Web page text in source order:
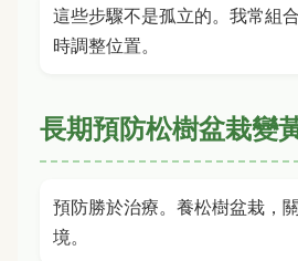
這些步驟不是孤立的。我常組
時調整位置。
長期預防松樹盆栽變
預防勝於治療。養松樹盆栽，
境。